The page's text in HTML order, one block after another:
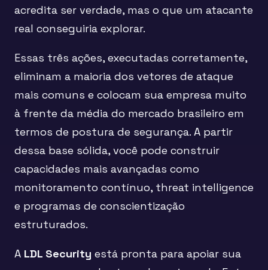
acredita ser verdade, mas o que um atacante
real conseguiria explorar.
Essas três ações, executadas corretamente,
eliminam a maioria dos vetores de ataque
mais comuns e colocam sua empresa muito
à frente da média do mercado brasileiro em
termos de postura de segurança. A partir
dessa base sólida, você pode construir
capacidades mais avançadas como
monitoramento contínuo, threat intelligence
e programas de conscientização
estruturados.
A LDL Security está pronta para apoiar sua